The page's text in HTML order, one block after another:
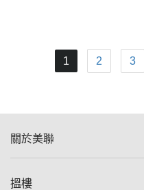
1 2 3
關於美聯
美聯集團
搵樓